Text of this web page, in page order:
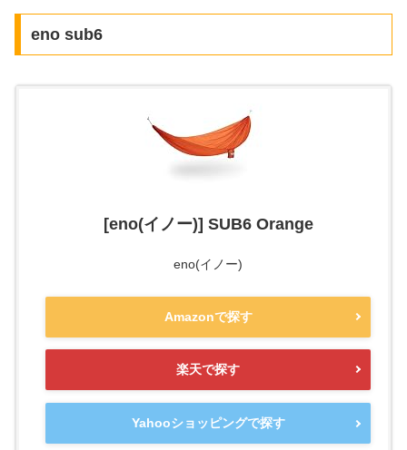
eno sub6
[eno(イノー)] SUB6 Orange
eno(イノー)
Amazonで探す
楽天で探す
Yahooショッピングで探す